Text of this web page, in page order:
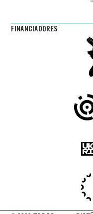
FINANCIADORES​